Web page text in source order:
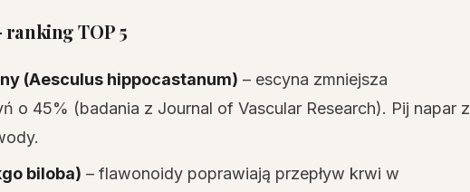
ranking TOP 5
(Aesculus hippocastanum) – escyna zmniejsza
o 45% (badania z Journal of Vascular Research). Pij napar z
biloba) – flawonoidy poprawiają przepływ krwi w